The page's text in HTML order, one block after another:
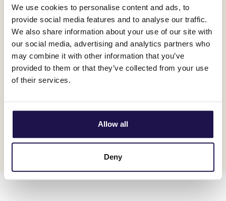
We use cookies to personalise content and ads, to
provide social media features and to analyse our traffic.
We also share information about your use of our site with
our social media, advertising and analytics partners who
may combine it with other information that you’ve
provided to them or that they’ve collected from your use
of their services.
Allow all
Deny